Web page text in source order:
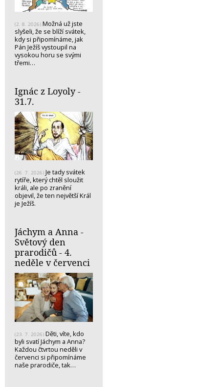
(2. 8. 2026) Možná už jste
slyšeli, že se blíží svátek,
kdy si připomínáme, jak
Pán Ježíš vystoupil na
vysokou horu se svými
třemi…
Ignác z Loyoly -
31.7.
(26. 7. 2026) Je tady svátek
rytíře, který chtěl sloužit
králi, ale po zranění
objevil, že ten největší Král
je Ježíš.
Jáchym a Anna -
Světový den
prarodičů - 4.
neděle v červenci
(23. 7. 2026) Děti, víte, kdo
byli svatí Jáchym a Anna?
Každou čtvrtou neděli v
červenci si připomínáme
naše prarodiče, tak…